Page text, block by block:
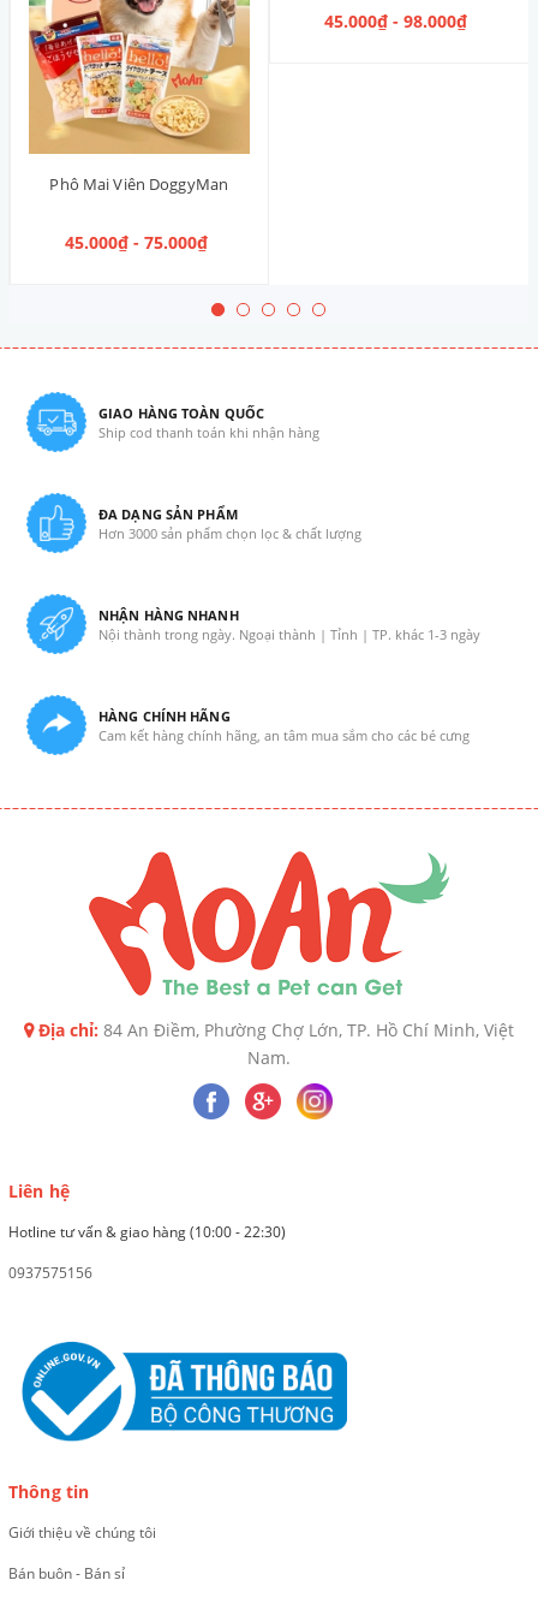
Phô Mai Viên DoggyMan
45.000₫ - 75.000₫
45.000₫ - 98.000₫
GIAO HÀNG TOÀN QUỐC
Ship cod thanh toán khi nhận hàng
ĐA DẠNG SẢN PHẨM
Hơn 3000 sản phẩm chọn lọc & chất lượng
NHẬN HÀNG NHANH
Nội thành trong ngày. Ngoại thành | Tỉnh | TP. khác 1-3 ngày
HÀNG CHÍNH HÃNG
Cam kết hàng chính hãng, an tâm mua sắm cho các bé cưng
Địa chỉ: 84 An Điềm, Phường Chợ Lớn, TP. Hồ Chí Minh, Việt
Nam.
Liên hệ
Hotline tư vấn & giao hàng (10:00 - 22:30)
0937575156
Thông tin
Giới thiệu về chúng tôi
Bán buôn - Bán sỉ